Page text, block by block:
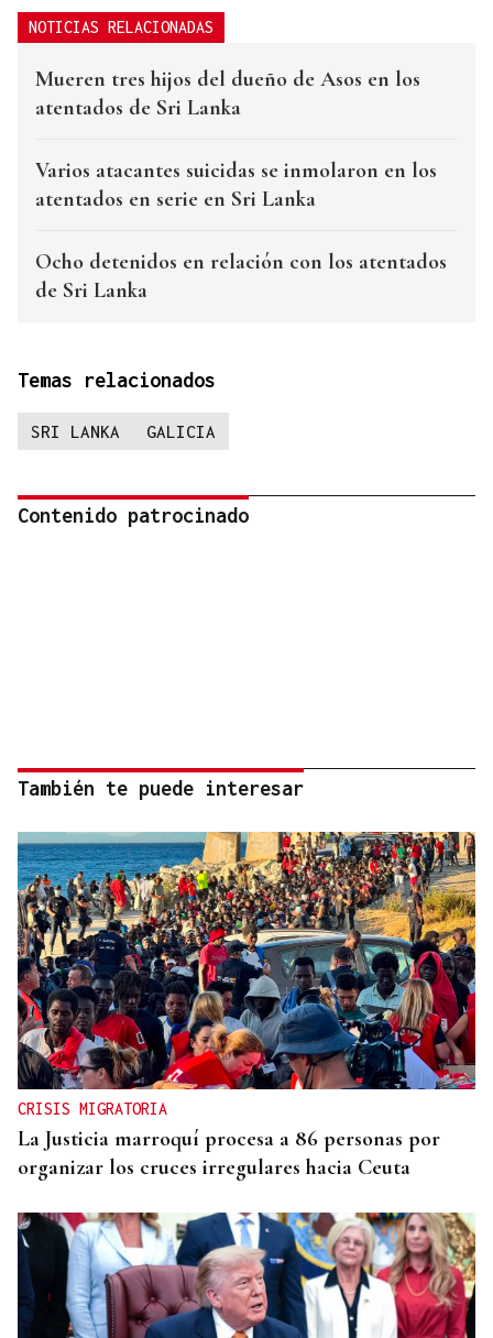
NOTICIAS RELACIONADAS
Mueren tres hijos del dueño de Asos en los
atentados de Sri Lanka
Varios atacantes suicidas se inmolaron en los
atentados en serie en Sri Lanka
Ocho detenidos en relación con los atentados
de Sri Lanka
Temas relacionados
SRI LANKA GALICIA
Contenido patrocinado
También te puede interesar
CRISIS MIGRATORIA
La Justicia marroquí procesa a 86 personas por
organizar los cruces irregulares hacia Ceuta